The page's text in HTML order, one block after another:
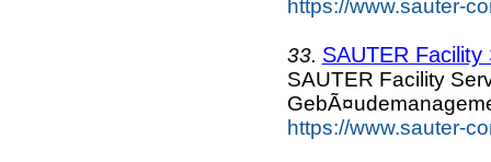
https://www.sauter-
33. SAUTER
SAUTER Facility
https://www.sauter-